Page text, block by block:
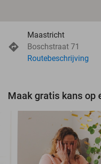
Maastricht
Boschstraat 71
Routebeschrijving